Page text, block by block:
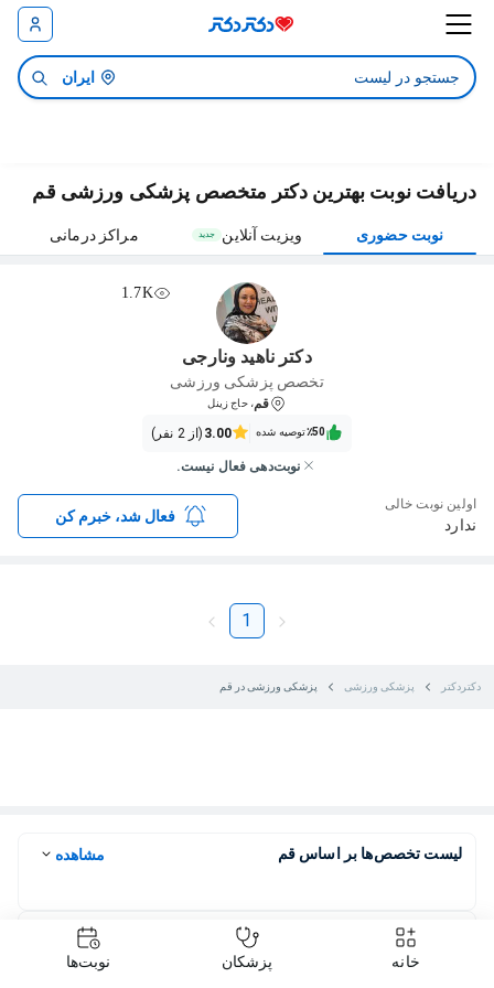
ایران
دکتردکتر پزشکی ورزشی پزشکی ورزشی در قم
دریافت نوبت بهترین دکتر متخصص پزشکی ورزشی قم
نوبت حضوری ویزیت آنلاین جدید مراکز درمانی
1.7K
دکتر ناهید ونارجی
تخصص پزشکی ورزشی
قم، حاج زینل
٪50‌‌‌توصیه شده 3.00 (از 2 نفر)
نوبت‌دهی فعال نیست.
اولین نوبت خالی
ندارد فعال شد، خبرم کن
1
لیست تخصص‌ها بر اساس قم مشاهده
لیست پزشکی ورزشی بر اساس مرکز استان‌
مشاهده
خانه
پزشکان نوبت‌ها